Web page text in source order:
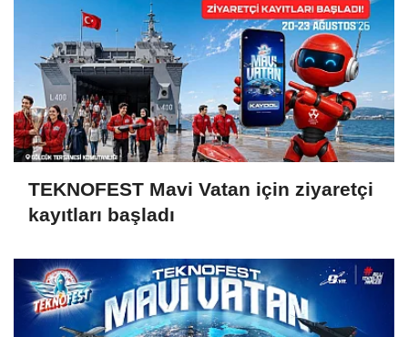
TEKNOFEST Mavi Vatan için ziyaretçi
kayıtları başladı